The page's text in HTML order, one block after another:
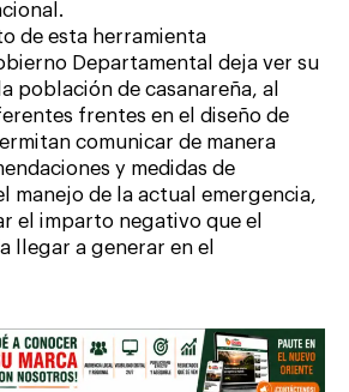
de esta herramienta
Departamental deja ver su
población de casanareña, al
frentes en el diseño de
comunicar de manera
y medidas de
manejo de la actual emergencia,
el imparto negativo que el
llegar a generar en el